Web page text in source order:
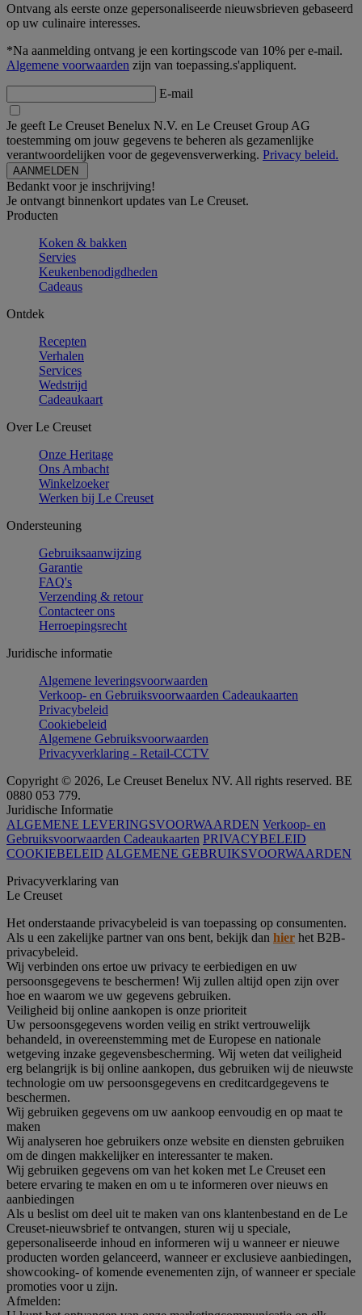
Ontvang als eerste onze gepersonaliseerde nieuwsbrieven gebaseerd
op uw culinaire interesses.
*Na aanmelding ontvang je een kortingscode van 10% per e-mail.
Algemene voorwaarden zijn van toepassing.s'appliquent.
E-mail
Je geeft Le Creuset Benelux N.V. en Le Creuset Group AG
toestemming om jouw gegevens te beheren als gezamenlijke
verantwoordelijken voor de gegevensverwerking. Privacy beleid.
Bedankt voor je inschrijving!
Je ontvangt binnenkort updates van Le Creuset.
Producten
Koken & bakken
Servies
Keukenbenodigdheden
Cadeaus
Ontdek
Recepten
Verhalen
Services
Wedstrijd
Cadeaukaart
Over Le Creuset
Onze Heritage
Ons Ambacht
Winkelzoeker
Werken bij Le Creuset
Ondersteuning
Gebruiksaanwijzing
Garantie
FAQ's
Verzending & retour
Contacteer ons
Herroepingsrecht
Juridische informatie
Algemene leveringsvoorwaarden
Verkoop- en Gebruiksvoorwaarden Cadeaukaarten
Privacybeleid
Cookiebeleid
Algemene Gebruiksvoorwaarden
Privacyverklaring - Retail-CCTV
Copyright © 2026, Le Creuset Benelux NV. All rights reserved. BE
0880 053 779.
Juridische Informatie
ALGEMENE LEVERINGSVOORWAARDEN Verkoop- en
Gebruiksvoorwaarden Cadeaukaarten PRIVACYBELEID
COOKIEBELEID ALGEMENE GEBRUIKSVOORWAARDEN
Privacyverklaring van
Le Creuset
Het onderstaande privacybeleid is van toepassing op consumenten.
Als u een zakelijke partner van ons bent, bekijk dan hier het B2B-
privacybeleid.
Wij verbinden ons ertoe uw privacy te eerbiedigen en uw
persoonsgegevens te beschermen! Wij zullen altijd open zijn over
hoe en waarom we uw gegevens gebruiken.
Veiligheid bij online aankopen is onze prioriteit
Uw persoonsgegevens worden veilig en strikt vertrouwelijk
behandeld, in overeenstemming met de Europese en nationale
wetgeving inzake gegevensbescherming. Wij weten dat veiligheid
erg belangrijk is bij online aankopen, dus gebruiken wij de nieuwste
technologie om uw persoonsgegevens en creditcardgegevens te
beschermen.
Wij gebruiken gegevens om uw aankoop eenvoudig en op maat te
maken
Wij analyseren hoe gebruikers onze website en diensten gebruiken
om de dingen makkelijker en interessanter te maken.
Wij gebruiken gegevens om van het koken met Le Creuset een
betere ervaring te maken en om u te informeren over nieuws en
aanbiedingen
Als u beslist om deel uit te maken van ons klantenbestand en de Le
Creuset-nieuwsbrief te ontvangen, sturen wij u speciale,
gepersonaliseerde inhoud en informeren wij u wanneer er nieuwe
producten worden gelanceerd, wanneer er exclusieve aanbiedingen,
showcooking- of komende evenementen zijn, of wanneer er speciale
promoties voor u zijn.
Afmelden: